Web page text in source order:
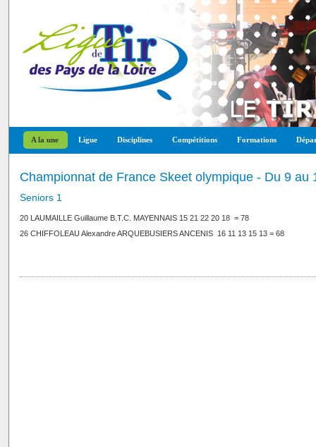
A la une Ligue Disciplines Compétitions Formations
Championnat de France Skeet olympique - Du 9 au
Seniors 1
20 LAUMAILLE Guillaume B.T.C. MAYENNAIS 15 21 22 20 18 = 78
26 CHIFFOLEAU Alexandre ARQUEBUSIERS ANCENIS 16 11 13 15 13 = 68